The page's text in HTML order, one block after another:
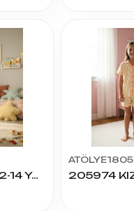
205973 KIZ 12-14 YAŞ K.KOL ŞORTLU PİJAMA TAKIM
ATÖLYE1805